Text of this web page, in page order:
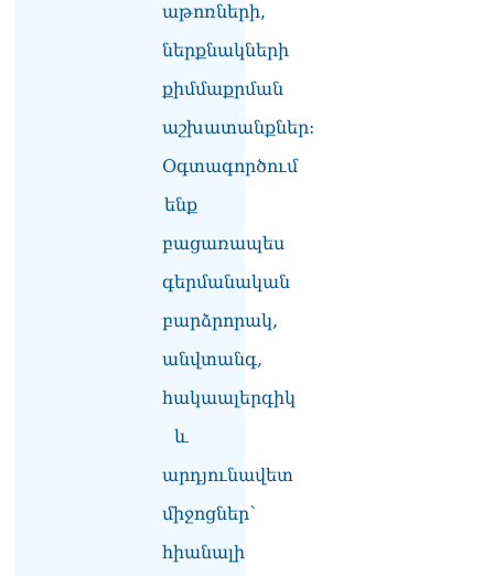
աթոռների,
ներքնակների
քիմմաքրման
աշխատանքներ:
Օգտագործում
ենք
բացառապես
գերմանական
բարձրորակ,
անվտանգ,
հակաալերգիկ
և
արդյունավետ
միջոցներ՝
հիանալի
են ներկայացրել Անդրանիկ
վերաբերյալ դատական
ակտերի դեմ
05.08.2026
Սարգսյանին
05.08.2026
«Ադրբեջանը թույլ չի տա
հարձակումներ
երկրների դեմ»․ Հաջիև
ՏԵՍԱՆՅՈւԹ. Մեր
նպատակը ձեզ